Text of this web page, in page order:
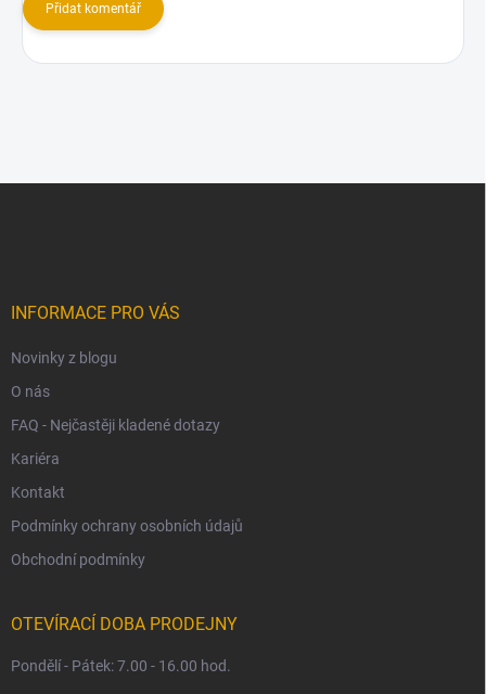
Přidat komentář
INFORMACE PRO VÁS
Novinky z blogu
O nás
FAQ - Nejčastěji kladené dotazy
Kariéra
Kontakt
Podmínky ochrany osobních údajů
Obchodní podmínky
OTEVÍRACÍ DOBA PRODEJNY
Pondělí - Pátek: 7.00 - 16.00 hod.